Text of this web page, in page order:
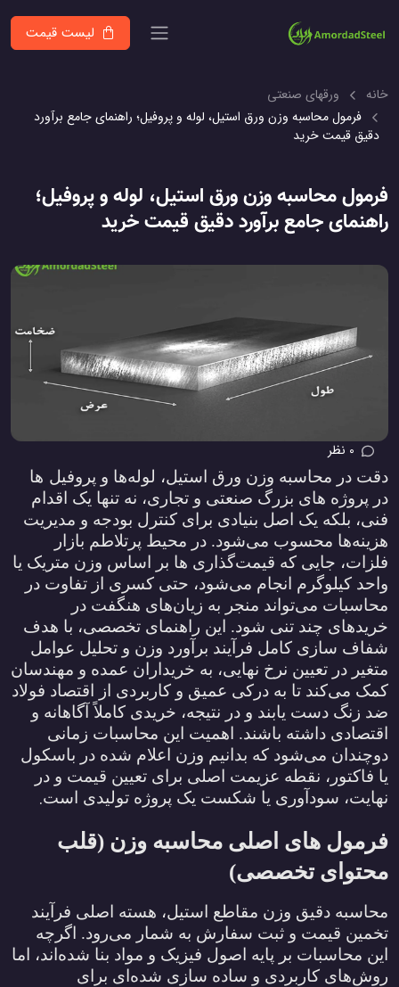
لیست قیمت
خانه
ورقهای صنعتی
فرمول محاسبه وزن ورق استیل، لوله و پروفیل؛ راهنمای جامع برآورد
دقیق قیمت خرید
فرمول محاسبه وزن ورق استیل، لوله و پروفیل؛
راهنمای جامع برآورد دقیق قیمت خرید
0 نظر
دقت در محاسبه وزن ورق استیل، لوله‌ها و پروفیل‌ ها
در پروژه‌ های بزرگ صنعتی و تجاری، نه تنها یک اقدام
فنی، بلکه یک اصل بنیادی برای کنترل بودجه و مدیریت
هزینه‌ها محسوب می‌شود. در محیط پرتلاطم بازار
فلزات، جایی که قیمت‌گذاری‌ ها بر اساس وزن متریک یا
واحد کیلوگرم انجام می‌شود، حتی کسری از تفاوت در
محاسبات می‌تواند منجر به زیان‌های هنگفت در
خرید‌های چند تنی شود. این راهنمای تخصصی، با هدف
شفاف‌ سازی کامل فرآیند برآورد وزن و تحلیل عوامل
متغیر در تعیین نرخ نهایی، به خریداران عمده و مهندسان
کمک می‌کند تا به درکی عمیق و کاربردی از اقتصاد فولاد
ضد زنگ دست یابند و در نتیجه، خریدی کاملاً آگاهانه و
اقتصادی داشته باشند. اهمیت این محاسبات زمانی
دوچندان می‌شود که بدانیم وزن اعلام شده در باسکول
یا فاکتور، نقطه عزیمت اصلی برای تعیین قیمت و در
نهایت، سودآوری یا شکست یک پروژه تولیدی است.
فرمول ‌های اصلی محاسبه وزن (قلب
محتوای تخصصی)
محاسبه دقیق وزن مقاطع استیل، هسته اصلی فرآیند
تخمین قیمت و ثبت سفارش به شمار می‌رود. اگرچه
این محاسبات بر پایه‌ اصول فیزیک و مواد بنا شده‌اند، اما
روش‌های کاربردی و ساده‌ سازی شده‌ای برای